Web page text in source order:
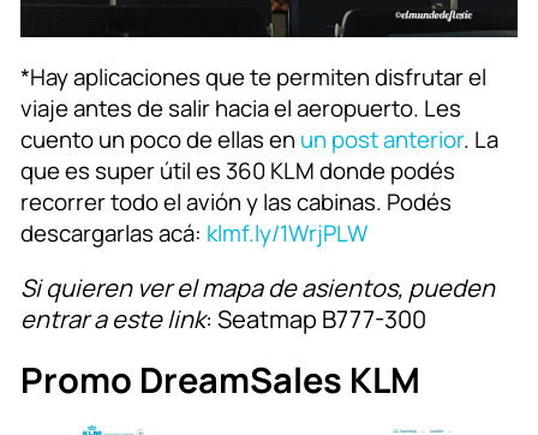
*Hay aplicaciones que te permiten disfrutar el
viaje antes de salir hacia el aeropuerto. Les
cuento un poco de ellas en un post anterior. La
que es super útil es 360 KLM donde podés
recorrer todo el avión y las cabinas. Podés
descargarlas acá: klmf.ly/1WrjPLW
Si quieren ver el mapa de asientos, pueden
entrar a este link: Seatmap B777-300
Promo DreamSales KLM